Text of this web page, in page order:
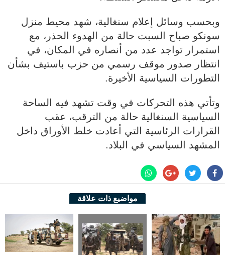
وبحسب وسائل إعلام سنغالية، شهد محيط منزل
سونكو صباح السبت حالة من الهدوء الحذر، مع
استمرار تواجد عدد من أنصاره في المكان، في
انتظار صدور موقف رسمي من حزب باستيف بشأن
التطورات السياسية الأخيرة.
وتأتي هذه التحركات في وقت تشهد فيه الساحة
السياسية السنغالية حالة من الترقب، عقب
القرارات الرئاسية التي أعادت خلط الأوراق داخل
المشهد السياسي في البلاد.
مواضيع ذات علاقة